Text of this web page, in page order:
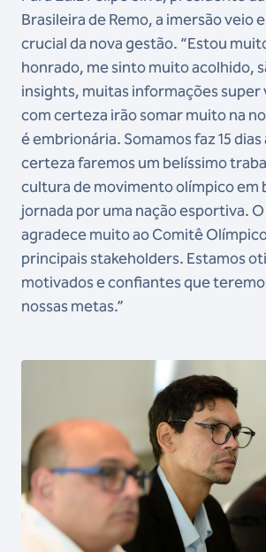
Brasileira de Remo, a imersão veio
crucial da nova gestão. “Estou
honrado, me sinto muito acolhido,
insights, muitas informações super
com certeza irão somar muito na
é embrionária. Somamos faz 15
certeza faremos um belíssimo
cultura de movimento olímpico em
jornada por uma nação esportiva.
agradece muito ao Comitê
principais stakeholders. Estamos
motivados e confiantes que
nossas metas.”